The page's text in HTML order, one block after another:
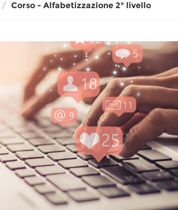
Corso - Alfabetizzazione 2° livello